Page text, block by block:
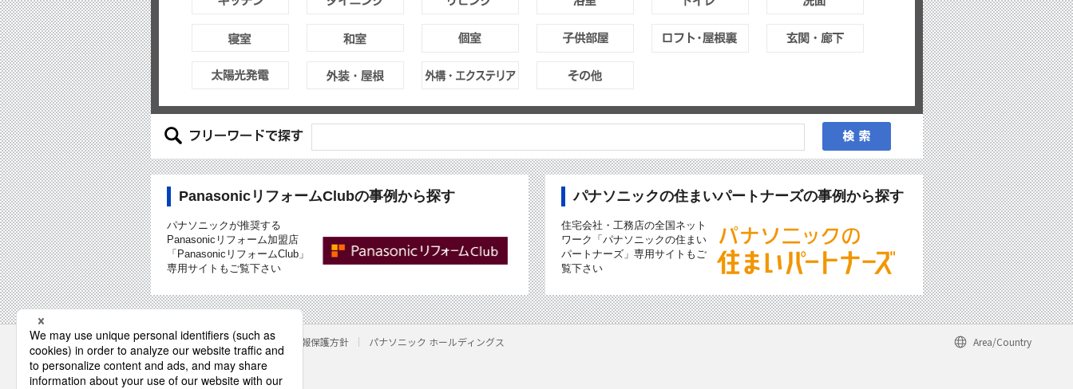
PanasonicリフォームClubの事例から探す
パナソニックが推奨する
Panasonicリフォーム加盟店
「PanasonicリフォームClub」
専用サイトもご覧下さい
パナソニックの住まいパートナーズの事例から探す
住宅会社・工務店の全国ネット
ワーク「パナソニックの住まい
パートナーズ」専用サイトもご
覧下さい
サイトのご利用にあたって クッキーポリシー 個人情報保護方針 パナソニック ホールディングス
Area/Country
パナソニック株式会社
© Panasonic Corporation